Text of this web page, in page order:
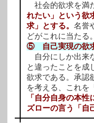
社会的欲求を満
れたい」という欲
求」とする。 名誉
どがこれに当たる。
⑤ 自己実現の欲
自分にしか出来
と違ったことを成
欲求である。承認
を考える、これを
「自分自身の本
ズローの言う「自